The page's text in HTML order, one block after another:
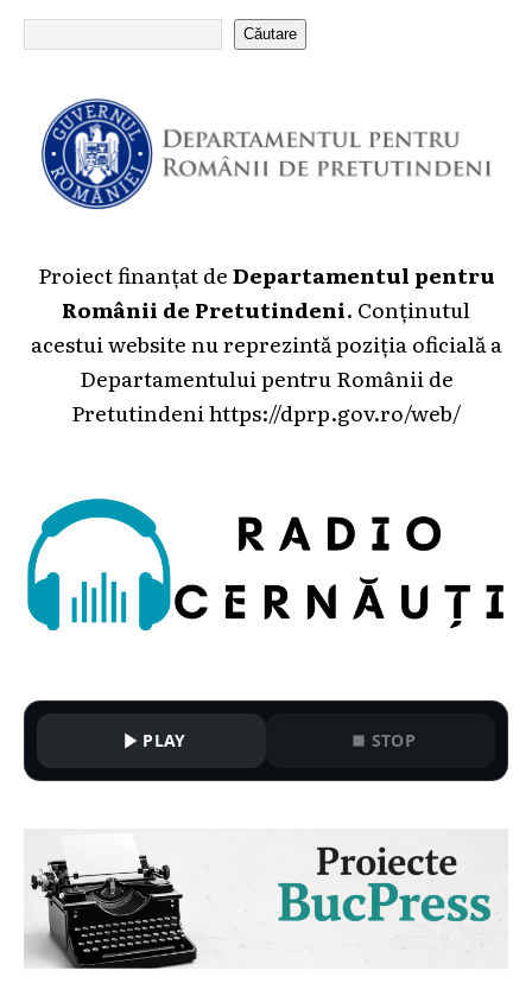
Căutare
Proiect finanțat deDepartamentul pentru
Românii de Pretutindeni. Conținutul
acestui website nu reprezintă poziția oficială a
Departamentului pentru Românii de
Pretutindeni https://dprp.gov.ro/web/
PLAY STOP